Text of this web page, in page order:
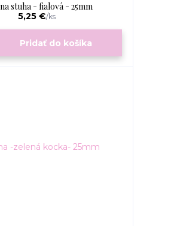
stuha - fialová - 25mm
5,25 €/ks
Pridať do košíka